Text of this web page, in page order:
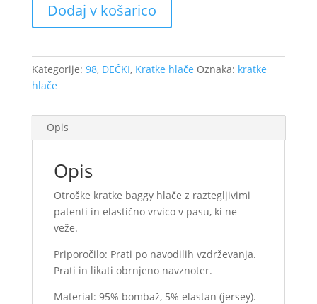
kratke
baggy
Medy
-
rjave
Kitki,
zalogi)
količina
Dodaj v košarico
Kategorije: 98, DEČKI, Kratke hlače Oznaka: kratke
hlače
Opis
Opis
Otroške kratke baggy hlače z raztegljivimi
patenti in elastično vrvico v pasu, ki ne
veže.
Priporočilo: Prati po navodilih vzdrževanja.
Prati in likati obrnjeno navznoter.
Material: 95% bombaž, 5% elastan (jersey).